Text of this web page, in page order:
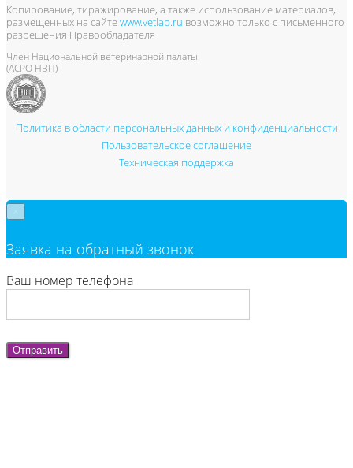
Копирование, тиражирование, а также использование материалов,
размещенных на сайтеwww.vetlab.ru возможно только с письменного
разрешения Правообладателя
Член Национальной ветеринарной палаты
(АСРО НВП)
Политика в области персональных данных и конфиденциальности
Пользовательское соглашение
Техническая поддержка
Заявка на обратный звонок
Ваш номер телефона
Отправить